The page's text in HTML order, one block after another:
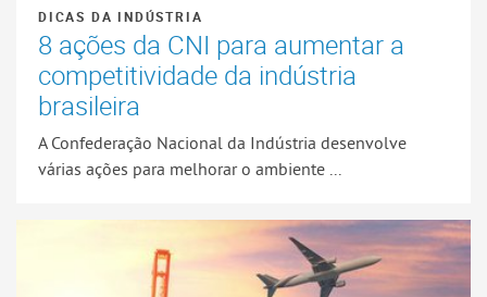
DICAS DA INDÚSTRIA
8 ações da CNI para aumentar a
competitividade da indústria
brasileira
A Confederação Nacional da Indústria desenvolve
várias ações para melhorar o ambiente ...